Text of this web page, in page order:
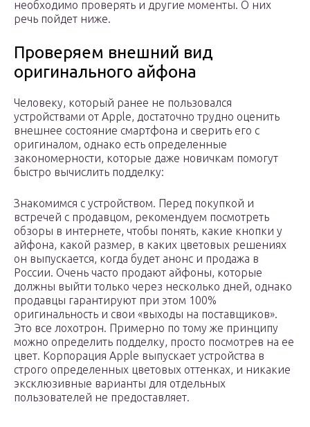
необходимо проверять и другие моменты. О них
речь пойдет ниже.
Проверяем внешний вид
оригинального айфона
Человеку, который ранее не пользовался
устройствами от Apple, достаточно трудно оценить
внешнее состояние смартфона и сверить его с
оригиналом, однако есть определенные
закономерности, которые даже новичкам помогут
быстро вычислить подделку:
Знакомимся с устройством. Перед покупкой и
встречей с продавцом, рекомендуем посмотреть
обзоры в интернете, чтобы понять, какие кнопки у
айфона, какой размер, в каких цветовых решениях
он выпускается, когда будет анонс и продажа в
России. Очень часто продают айфоны, которые
должны выйти только через несколько дней, однако
продавцы гарантируют при этом 100%
оригинальность и свои «выходы на поставщиков».
Это все лохотрон. Примерно по тому же принципу
можно определить подделку, просто посмотрев на ее
цвет. Корпорация Apple выпускает устройства в
строго определенных цветовых оттенках, и никакие
эксклюзивные варианты для отдельных
пользователей не предоставляет.